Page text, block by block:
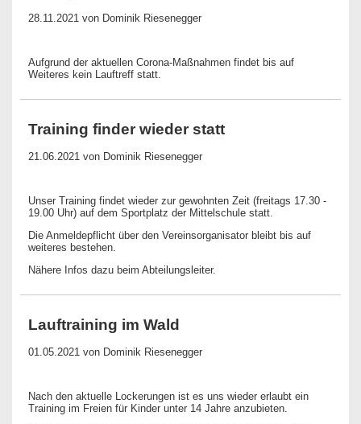
28.11.2021 von Dominik Riesenegger
Aufgrund der aktuellen Corona-Maßnahmen findet bis auf
Weiteres kein Lauftreff statt.
Training finder wieder statt
21.06.2021 von Dominik Riesenegger
Unser Training findet wieder zur gewohnten Zeit (freitags 17.30 -
19.00 Uhr) auf dem Sportplatz der Mittelschule statt.
Die Anmeldepflicht über den Vereinsorganisator bleibt bis auf
weiteres bestehen.
Nähere Infos dazu beim Abteilungsleiter.
Lauftraining im Wald
01.05.2021 von Dominik Riesenegger
Nach den aktuelle Lockerungen ist es uns wieder erlaubt ein
Training im Freien für Kinder unter 14 Jahre anzubieten.